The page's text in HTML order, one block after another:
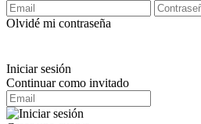
Olvidé mi contraseña
Iniciar sesión
Continuar como invitado